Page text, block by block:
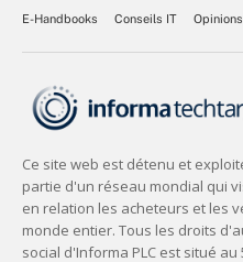
E-Handbooks Conseils IT Opinions